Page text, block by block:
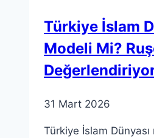
Türkiye İslam
Modeli Mi?
31 Mart 2026
Türkiye İslam